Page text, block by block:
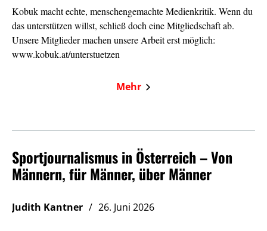
Kobuk macht echte, menschengemachte Medienkritik. Wenn du
das unterstützen willst, schließ doch eine Mitgliedschaft ab.
Unsere Mitglieder machen unsere Arbeit erst möglich:
www.kobuk.at/unterstuetzen
Mehr
Sportjournalismus in Österreich – Von
Männern, für Männer, über Männer
Judith Kantner 26. Juni 2026